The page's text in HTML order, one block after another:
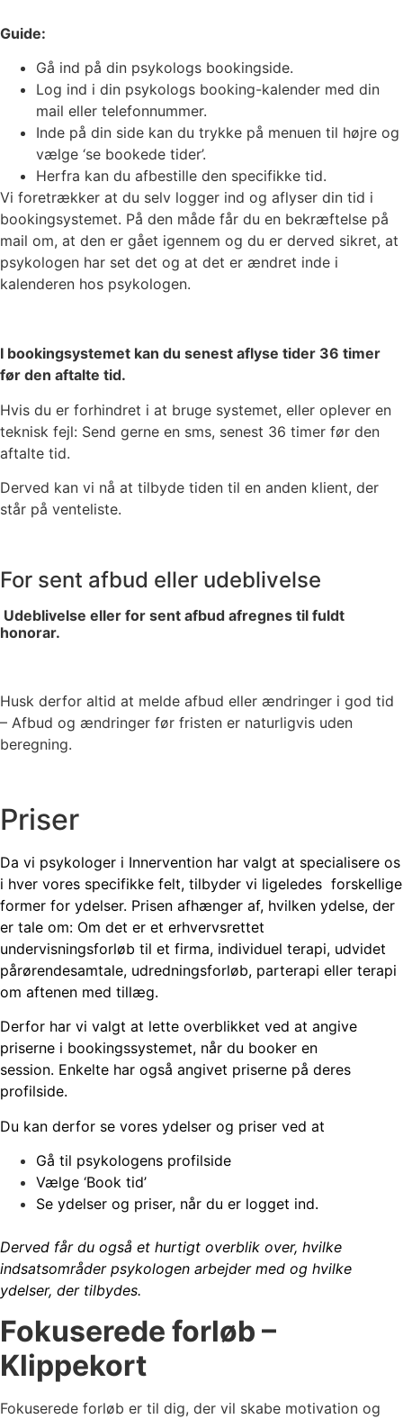
Guide:
Gå ind på din psykologs bookingside.
Log ind i din psykologs booking-kalender med din
mail eller telefonnummer.
Inde på din side kan du trykke på menuen til højre og
vælge ‘se bookede tider’.
Herfra kan du afbestille den specifikke tid.
Vi foretrækker at du selv logger ind og aflyser din tid i
bookingsystemet. På den måde får du en bekræftelse på
mail om, at den er gået igennem og du er derved sikret, at
psykologen har set det og at det er ændret inde i
kalenderen hos psykologen.
I bookingsystemet kan du senest aflyse tider 36 timer
før den aftalte tid.
Hvis du er forhindret i at bruge systemet, eller oplever en
teknisk fejl: Send gerne en sms, senest 36 timer før den
aftalte tid.
Derved kan vi nå at tilbyde tiden til en anden klient, der
står på venteliste.
For sent afbud eller udeblivelse
Udeblivelse eller for sent afbud afregnes til fuldt
honorar.
Husk derfor altid at melde afbud eller ændringer i god tid
– Afbud og ændringer før fristen er naturligvis uden
beregning.
Priser
Da vi psykologer i Innervention har valgt at specialisere os
i hver vores specifikke felt, tilbyder vi ligeledes forskellige
former for ydelser. Prisen afhænger af, hvilken ydelse, der
er tale om: Om det er et erhvervsrettet
undervisningsforløb til et firma, individuel terapi, udvidet
pårørendesamtale, udredningsforløb, parterapi eller terapi
om aftenen med tillæg.
Derfor har vi valgt at lette overblikket ved at angive
priserne i bookingssystemet, når du booker en
session. Enkelte har også angivet priserne på deres
profilside.
Du kan derfor se vores ydelser og priser ved at
Gå til psykologens profilside
Vælge ‘Book tid’
Se ydelser og priser, når du er logget ind.
Derved får du også et hurtigt overblik over, hvilke
indsatsområder psykologen arbejder med og hvilke
ydelser, der tilbydes.
Fokuserede forløb –
Klippekort
Fokuserede forløb er til dig, der vil skabe motivation og